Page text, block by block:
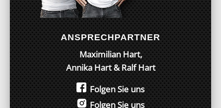
ANSPRECHPARTNER
Maximilian Hart,
Annika Hart & Ralf Hart
Folgen Sie uns
Folgen Sie uns